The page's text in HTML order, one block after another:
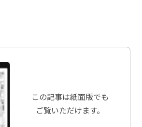
この記事は紙面版でも
ご覧いただけます。